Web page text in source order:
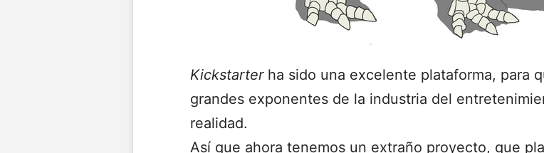
Kickstarterha sido una excelente plataforma, para
grandes exponentes de la industria del
realidad.
Así que ahora tenemos un extraño proyecto, que